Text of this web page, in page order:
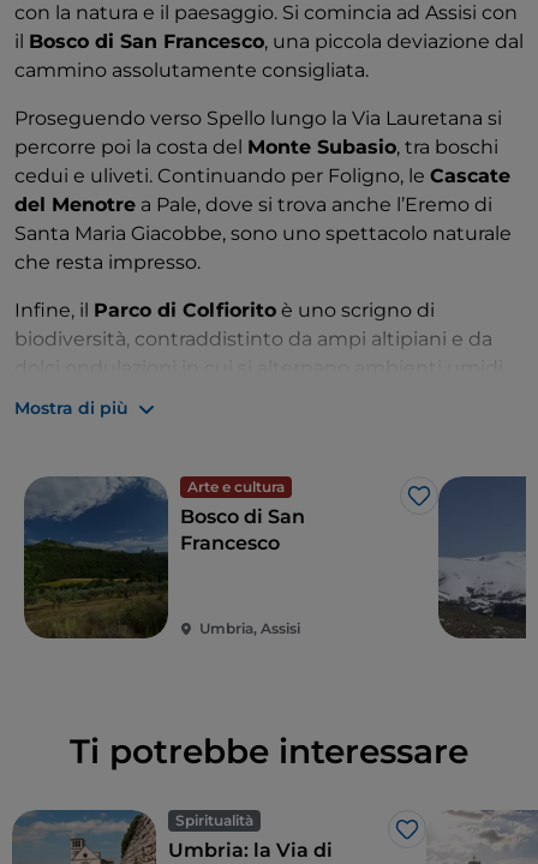
con la natura e il paesaggio. Si comincia ad Assisi con
il Bosco di San Francesco, una piccola deviazione dal
cammino assolutamente consigliata.
Proseguendo verso Spello lungo la Via Lauretana si
percorre poi la costa del Monte Subasio, tra boschi
cedui e uliveti. Continuando per Foligno, le Cascate
del Menotre a Pale, dove si trova anche l’Eremo di
Santa Maria Giacobbe, sono uno spettacolo naturale
che resta impresso.
Infine, il Parco di Colfiorito è uno scrigno di
biodiversità, contraddistinto da ampi altipiani e da
boschi, pascoli e campi coltivati.
Mostra di più
Arte e cultura
Like
Bosco di San
Francesco
Umbria, Assisi
Ti potrebbe interessare
Spiritualità
Like
Umbria: la Via di